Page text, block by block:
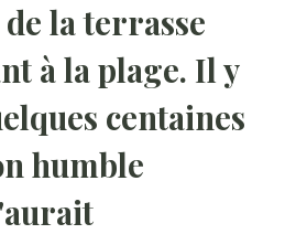
la terrasse
à la plage. Il y
centaines
humble